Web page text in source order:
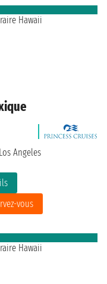
vous
Los Angeles